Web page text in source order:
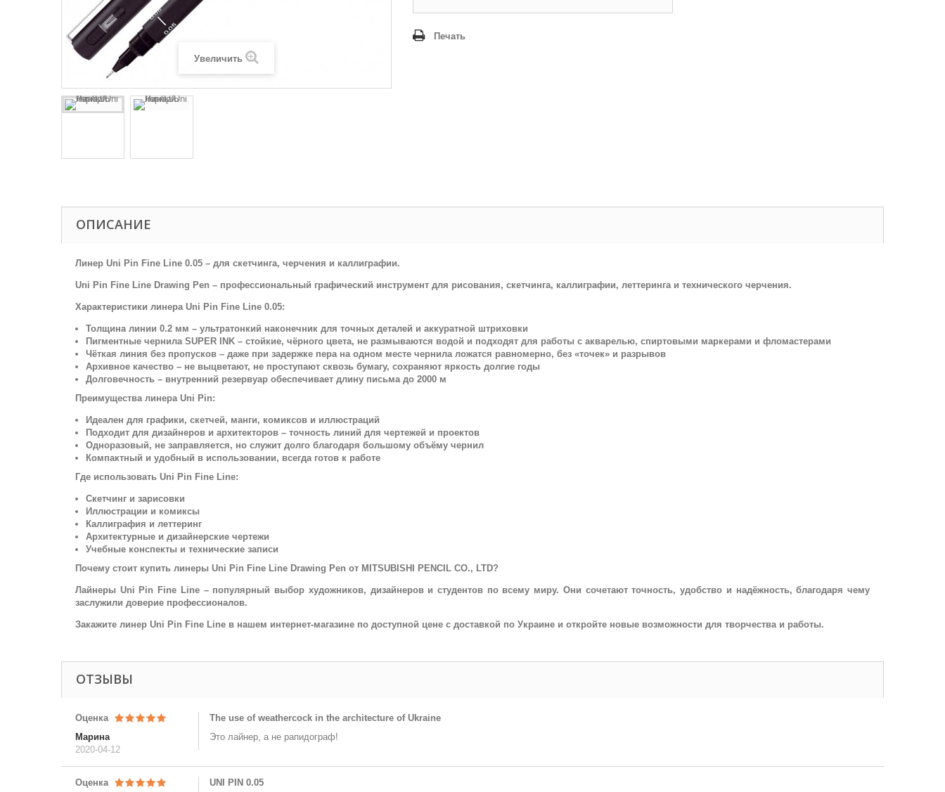
Увеличить
Печать
ОПИСАНИЕ
Линер Uni Pin Fine Line 0.05 – для скетчинга, черчения и каллиграфии.
Uni Pin Fine Line Drawing Pen – профессиональный графический инструмент для рисования, скетчинга, каллиграфии, леттеринга и технического черчения.
Характеристики линера Uni Pin Fine Line 0.05:
Толщина линии 0.2 мм – ультратонкий наконечник для точных деталей и аккуратной штриховки
Пигментные чернила SUPER INK – стойкие, чёрного цвета, не размываются водой и подходят для работы с акварелью, спиртовыми маркерами и фломастерами
Чёткая линия без пропусков – даже при задержке пера на одном месте чернила ложатся равномерно, без «точек» и разрывов
Архивное качество – не выцветают, не проступают сквозь бумагу, сохраняют яркость долгие годы
Долговечность – внутренний резервуар обеспечивает длину письма до 2000 м
Преимущества линера Uni Pin:
Идеален для графики, скетчей, манги, комиксов и иллюстраций
Подходит для дизайнеров и архитекторов – точность линий для чертежей и проектов
Одноразовый, не заправляется, но служит долго благодаря большому объёму чернил
Компактный и удобный в использовании, всегда готов к работе
Где использовать Uni Pin Fine Line:
Скетчинг и зарисовки
Иллюстрации и комиксы
Каллиграфия и леттеринг
Архитектурные и дизайнерские чертежи
Учебные конспекты и технические записи
Почему стоит купить линеры Uni Pin Fine Line Drawing Pen от MITSUBISHI PENCIL CO., LTD?
Лайнеры Uni Pin Fine Line – популярный выбор художников, дизайнеров и студентов по всему миру. Они сочетают точность, удобство и надёжность, благодаря чему
заслужили доверие профессионалов.
Закажите линер Uni Pin Fine Line в нашем интернет-магазине по доступной цене с доставкой по Украине и откройте новые возможности для творчества и работы.
ОТЗЫВЫ
Оценка
Марина
2020-04-12
The use of weathercock in the architecture of Ukraine
Это лайнер, а не рапидограф!
Оценка
UNI PIN 0.05